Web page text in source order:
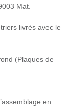
Mat.
livrés avec le
(Plaques de
en